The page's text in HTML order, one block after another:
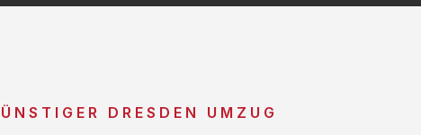
DRESDEN UMZUG